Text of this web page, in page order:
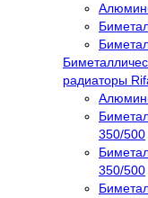
радиаторы
350/500
350/500